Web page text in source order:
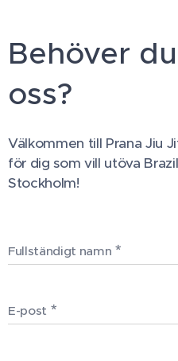
Behöver
oss?
Välkommen till Prana Jiu
för dig som vill utöva
Stockholm!
Fullständigt namn
E-post